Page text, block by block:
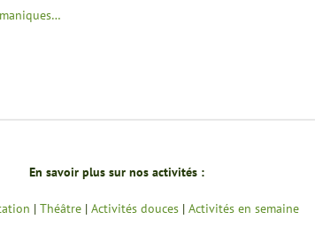
En savoir plus sur nos activités :
| Théâtre | Activités douces | Activités en semaine